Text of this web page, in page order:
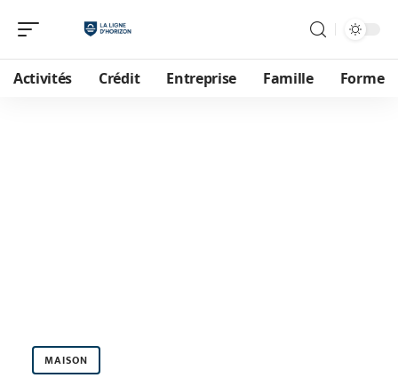
Activités Crédit Entreprise Famille Forme
MAISON